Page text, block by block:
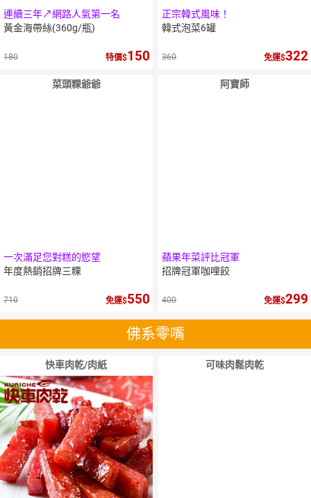
連續三年↗網路人氣第一名
黃金海帶絲(360g/瓶)
180 特價 150
正宗韓式風味！
韓式泡菜6罐
360 免運 322
菜頭粿爺爺
一次滿足您對糕的慾望
年度熱銷招牌三粿
710 免運 550
阿寶師
蘋果年菜評比冠軍
招牌冠軍咖哩餃
400 免運 299
佛系零嘴
快車肉乾/肉紙 可味肉鬆肉乾